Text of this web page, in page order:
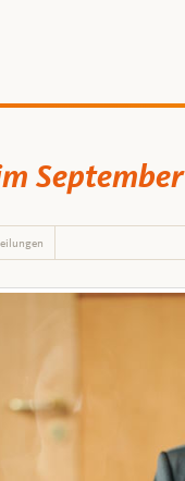
September